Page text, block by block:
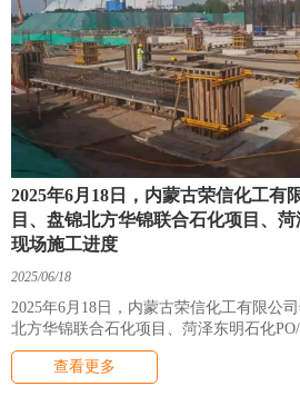
2025年6月18日，内蒙古荣信化工有
目、盘锦北方华锦联合石化项目、
现场施工进度
2025/06/18
2025年6月18日，内蒙古荣信化工有限公
北方华锦联合石化项目、菏泽东明石化
查看更多